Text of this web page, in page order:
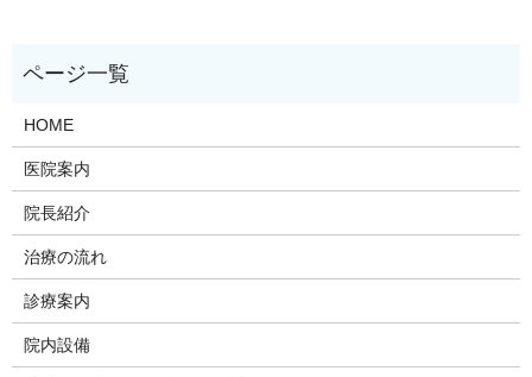
HOME
医院案内
院長紹介
治療の流れ
診療案内
院内設備